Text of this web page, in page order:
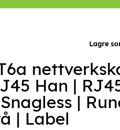
Lagre
Han |
|
| Label